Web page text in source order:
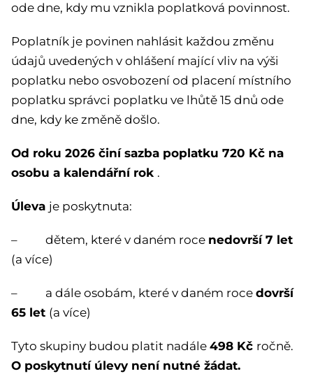
ode dne, kdy mu vznikla poplatková povinnost.
Poplatník je povinen nahlásit každou změnu
údajů uvedených v ohlášení mající vliv na výši
poplatku nebo osvobození od placení místního
poplatku správci poplatku ve lhůtě 15 dnů ode
dne, kdy ke změně došlo.
Od roku 2026 činí sazba poplatku 720 Kč na
osobu a kalendářní rok .
Úleva je poskytnuta:
– dětem, které v daném roce nedovrší 7 let
(a více)
– a dále osobám, které v daném roce dovrší
65 let (a více)
Tyto skupiny budou platit nadále 498 Kč ročně.
O poskytnutí úlevy není nutné žádat.